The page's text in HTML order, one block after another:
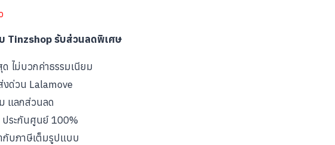
Tinzshop รับส่วนลดพิเศษ
ไม่บวกค่าธรรมเนียม
งด่วน Lalamove
แลกส่วนลด
ระกันศูนย์ 100%
กับภาษีเต็มรูปแบบ